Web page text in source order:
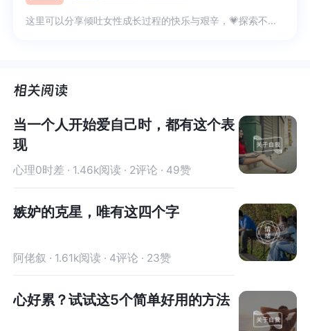
这里可以分享倾吐女性成长过程的快乐与艰辛，💗探索不同的成长路途。🌱愿我们的相互陪伴浇灌出一片沃土，申请进群的小鲸鱼请务必❗️填写申请理由呀🐿或敲打暗号：我所经历的每一分钟都是成长。🍃
当一个人开始爱自己时，都有这个表
现
心理0时差 · 1.46k阅读 · 2评论 · 49赞
嫉妒的克星，唯有这四个字
阿佬叙 · 1.61k阅读 · 4评论 · 23赞
心好累？试试这5个简单好用的方法